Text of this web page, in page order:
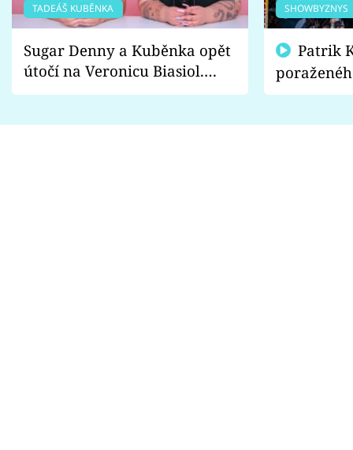
TADEÁŠ KUBĚNKA
Sugar Denny a Kuběnka opět
útočí na Veronicu Biasiol.
Proč je podle nich falešná a
SHOWBYZNYS
fanoušci